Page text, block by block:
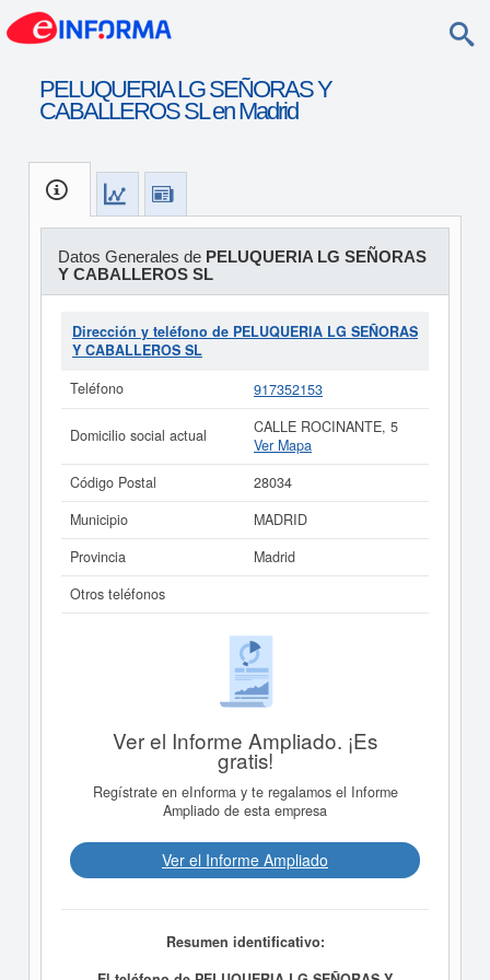
PELUQUERIA LG SEÑORAS Y
CABALLEROS SL en Madrid
Datos Generales de PELUQUERIA LG SEÑORAS
Y CABALLEROS SL
Dirección y teléfono de PELUQUERIA LG SEÑORAS
Y CABALLEROS SL
Teléfono
917352153
Domicilio social actual
CALLE ROCINANTE, 5
Ver Mapa
Código Postal
28034
Municipio
MADRID
Provincia
Madrid
Otros teléfonos
Ver el Informe Ampliado. ¡Es
gratis!
Regístrate en eInforma y te regalamos el Informe
Ampliado de esta empresa
Ver el Informe Ampliado
Resumen identificativo: